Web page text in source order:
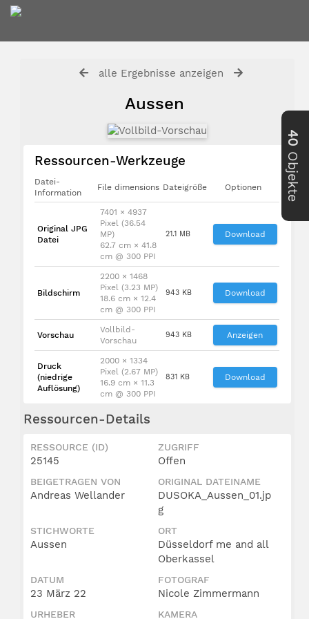
alle Ergebnisse anzeigen
Aussen
Ressourcen-Werkzeuge
Datei-
Information
File dimensions Dateigröße Optionen
Original JPG
Datei
7401 × 4937
Pixel (36.54
MP)
62.7 cm × 41.8
cm @ 300 PPI
21.1 MB Download
Bildschirm
2200 × 1468
Pixel (3.23 MP)
18.6 cm × 12.4
cm @ 300 PPI
943 KB Download
Vorschau
Vollbild-
Vorschau
943 KB Anzeigen
Druck
(niedrige
Auflösung)
2000 × 1334
Pixel (2.67 MP)
16.9 cm × 11.3
cm @ 300 PPI
831 KB Download
Ressourcen-Details
RESSOURCE (ID)
25145
ZUGRIFF
Offen
BEIGETRAGEN VON
Andreas Wellander
ORIGINAL DATEINAME
DUSOKA_Aussen_01.jp
g
STICHWORTE
Aussen
ORT
Düsseldorf me and all
Oberkassel
DATUM
23 März 22
FOTOGRAF
Nicole Zimmermann
URHEBER KAMERA
40
Objekte